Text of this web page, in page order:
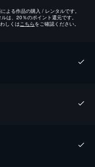
よる作品の購入 / レンタルです。
は、20％のポイント還元です。
しくはこちらをご確認ください。